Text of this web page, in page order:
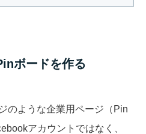
ボードを作る
のような企業用ページ（Pin
アカウントではなく、